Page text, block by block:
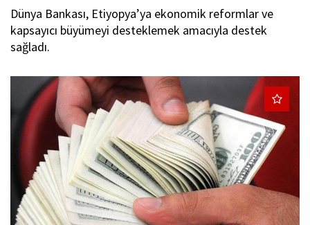
i
o
n
Dünya Bankası, Etiyopya’ya ekonomik reformlar ve
kapsayıcı büyümeyi desteklemek amacıyla destek
sağladı.